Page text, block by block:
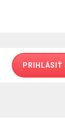
PRIHLÁSIŤ